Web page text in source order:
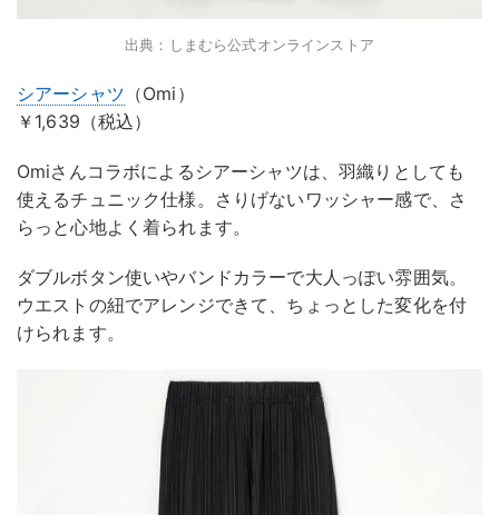
出典：しまむら公式オンラインストア
シアーシャツ （Omi）
￥1,639（税込）
Omiさんコラボによるシアーシャツは、羽織りとしても
使えるチュニック仕様。さりげないワッシャー感で、さ
らっと心地よく着られます。
ダブルボタン使いやバンドカラーで大人っぽい雰囲気。
ウエストの紐でアレンジできて、ちょっとした変化を付
けられます。